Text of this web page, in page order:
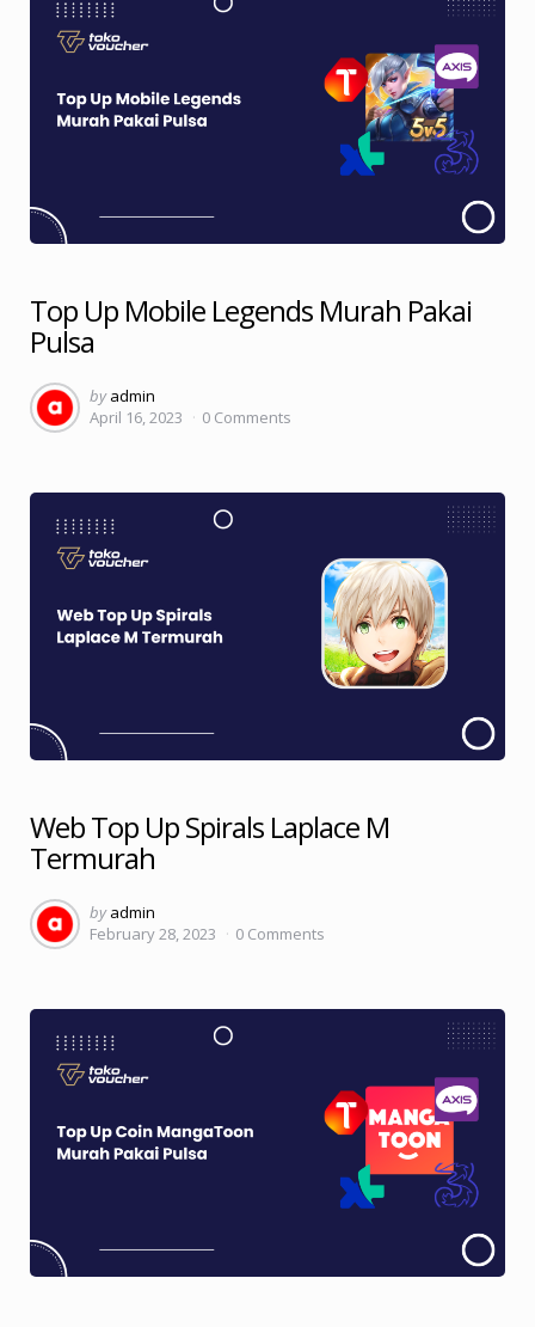
Top Up Mobile Legends Murah Pakai
Pulsa
Posted
by
by admin
April 16, 2023
0 Comments
Web Top Up Spirals Laplace M
Termurah
Posted
by
by admin
February 28, 2023
0 Comments